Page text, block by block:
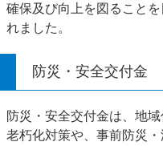
確保及び向上を図ること
れました。
防災・安全交付金
防災・安全交付金は、地
老朽化対策や、事前防災